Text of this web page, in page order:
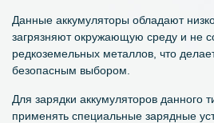
Данные аккумуляторы обладают
загрязняют окружающую среду и не
редкоземельных металлов, что
безопасным выбором.
Для зарядки аккумуляторов данного
применять специальные зарядные